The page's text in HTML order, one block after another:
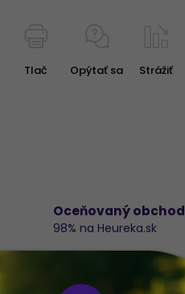
Tlač Opýtať sa Strážiť
Oceňovaný obchod
98% na Heureka.sk